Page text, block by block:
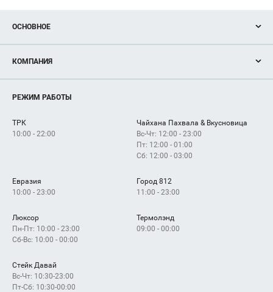
ОСНОВНОЕ
Новости
Магазины
Услуги
КОМПАНИЯ
Рекламодателям
Как добраться
РЕЖИМ РАБОТЫ
ТРК
10:00 - 22:00
Чайхана Пахвала & Вкусновица
Вс-Чт: 12:00 - 23:00
Пт: 12:00 - 01:00
Сб: 12:00 - 03:00
Евразия
10:00 - 23:00
Город 812
11:00 - 23:00
Люксор
Пн-Пт: 10:00 - 23:00
Сб-Вс: 10:00 - 00:00
Термолэнд
09:00 - 00:00
Стейк Давай
Вс-Чт: 10:30-23:00
Пт-Сб: 10:30-00:00